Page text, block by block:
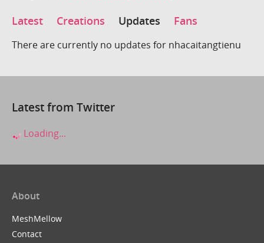
Latest Creations Updates Fans
There are currently no updates for nhacaitangtienu
Latest from Twitter
Loading...
About
MeshMellow
Contact